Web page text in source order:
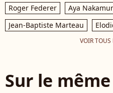
Roger Federer
Aya
Jean-Baptiste Marteau
VOIR TOUS
Sur le